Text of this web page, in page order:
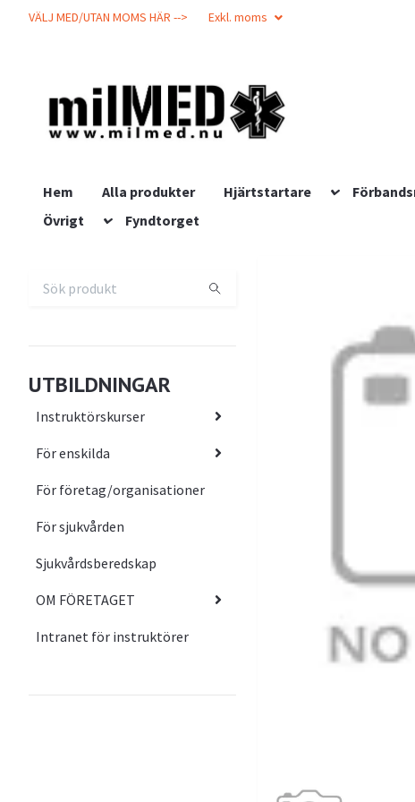
VÄLJ MED/UTAN MOMS HÄR --> Exkl. moms
Hem Alla produkter Hjärtstartare
Övrigt
Fyndtorget
UTBILDNINGAR
Instruktörskurser
För enskilda
För företag/organisationer
För sjukvården
Sjukvårdsberedskap
OM FÖRETAGET
Intranet för instruktörer